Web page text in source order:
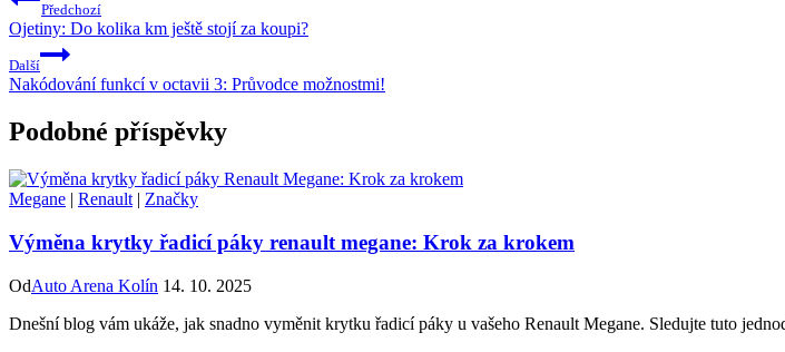
Předchozí
Ojetiny: Do kolika km ještě stojí za koupi?
Další
Nakódování funkcí v octavii 3: Průvodce možnostmi!
Podobné příspěvky
Megane | Renault | Značky
Výměna krytky řadicí páky renault megane: Krok za krokem
OdAuto Arena Kolín 14. 10. 2025
Dnešní blog vám ukáže, jak snadno vyměnit krytku řadicí páky u vašeho Renault Megane. Sledujte tuto